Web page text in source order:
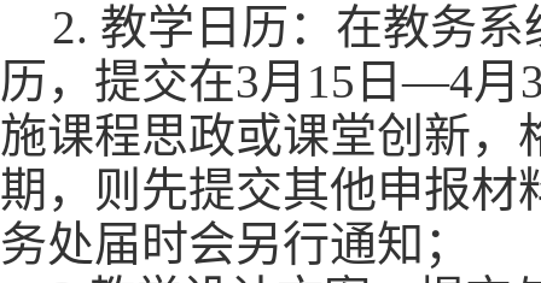
2. 教学日历：在教务
历，提交在3月15日—4月
施课程思政或课堂创新，
期，则先提交其他申报材
务处届时会另行通知；